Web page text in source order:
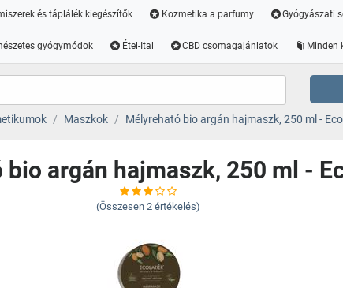
és táplálék kiegészítők Kozmetika a parfumy Gyógyászati
gyógymódok Étel-Ital CBD csomagajánlatok Minden
Maszkok Mélyreható bio argán hajmaszk, 250 ml -
bio argán hajmaszk, 250 ml -
(Összesen 2 értékelés)